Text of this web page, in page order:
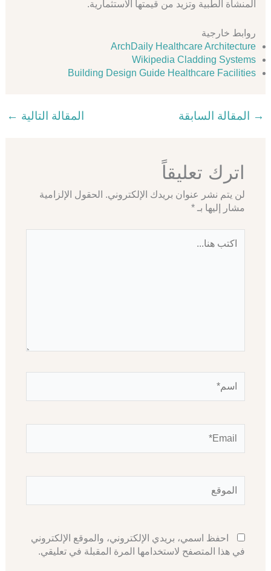
المنشأة الطبية وتزيد من قيمتها الاستثمارية.
روابط خارجية
ArchDaily Healthcare Architecture
Wikipedia Cladding Systems
Building Design Guide Healthcare Facilities
→ المقالة السابقة المقالة التالية ←
اترك تعليقاً
لن يتم نشر عنوان بريدك الإلكتروني. الحقول الإلزامية
مشار إليها بـ *
هنا...
احفظ اسمي، بريدي الإلكتروني، والموقع الإلكتروني
في هذا المتصفح لاستخدامها المرة المقبلة في تعليقي.